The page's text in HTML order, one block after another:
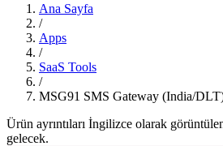
Ana Sayfa
/
Apps
/
SaaS Tools
/
MSG91 SMS Gateway (India/
Ürün ayrıntıları İngilizce olarak
gelecek.